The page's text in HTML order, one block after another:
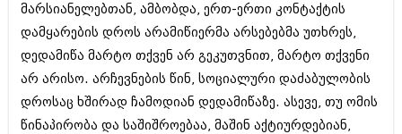
აპრილი 2012 (294)
მარტი 2012 (259)
თებერვალი 2012 (376)
ნოემბერი 2011 (471)
ოქტომბერი 2011 (754)
სექტემბერი 2011 (407)
მარსიანელებთან, ამბობდა, ერთ-ერთი კონტაქტის
დამყარების დროს არამიწიერმა არსებებმა უთხრეს,
დედამიწა მარტო თქვენ არ გეკუთვნით, მარტო თქვენი
არ არისო. არჩევნების წინ, სოციალური დაძაბულობის
დროსაც ხშირად ჩამოდიან დედამიწაზე. ასევე, თუ ომის
წინაპირობა და საშიშროებაა, მაშინ აქტიურდებიან,